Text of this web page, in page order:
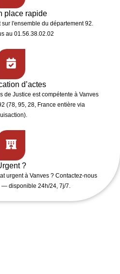
place rapide
sur l'ensemble du département 92.
au 01.56.38.02.02
d’actes
de Justice est compétente à Vanves
(78, 95, 28, France entière via
?
urgentà Vanves ? Contactez-nous
— disponible 24h/24, 7j/7.